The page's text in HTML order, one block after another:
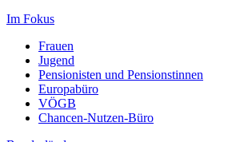
Im Fokus
Frauen
Jugend
Pensionisten und Pensionstinnen
Europabüro
VÖGB
Chancen-Nutzen-Büro